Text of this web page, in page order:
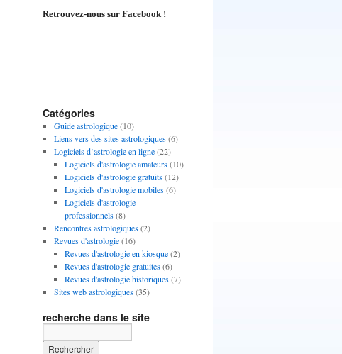
Retrouvez-nous sur Facebook !
Catégories
Guide astrologique(10)
Liens vers des sites astrologiques(6)
Logiciels d’astrologie en ligne(22)
Logiciels d'astrologie amateurs(10)
Logiciels d'astrologie gratuits(12)
Logiciels d'astrologie mobiles(6)
Logiciels d'astrologie
professionnels(8)
Rencontres astrologiques(2)
Revues d'astrologie(16)
Revues d'astrologie en kiosque(2)
Revues d'astrologie gratuites(6)
Revues d'astrologie historiques(7)
Sites web astrologiques(35)
recherche dans le site